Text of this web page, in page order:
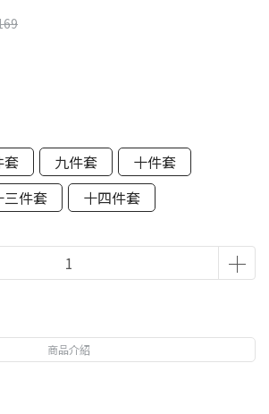
套 九件套
十件套
三件套 十四件套
商品介紹